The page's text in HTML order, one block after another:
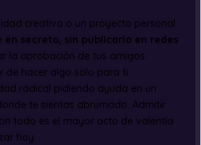
creativa o un proyecto personal
secreto, sin publicarlo en redes
la aprobación de tus amigos.
de hacer algo solo para ti.
radical pidiendo ayuda en un
te sientas abrumado. Admitir
todo es el mayor acto de valentía
hoy.